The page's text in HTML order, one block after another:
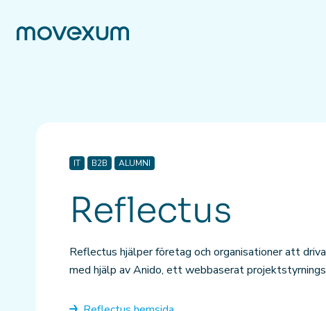
IT B2B ALUMNI
Reflectus
Reflectus hjälper företag och organisationer att
med hjälp av Anido, ett webbaserat